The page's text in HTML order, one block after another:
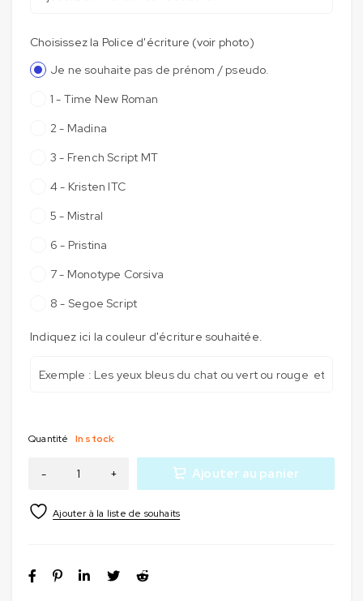
Choisissez la Police d'écriture (voir photo)
Je ne souhaite pas de prénom / pseudo.
1 - Time New Roman
2 - Madina
3 - French Script MT
4 - Kristen ITC
5 - Mistral
6 - Pristina
7 - Monotype Corsiva
8 - Segoe Script
Indiquez ici la couleur d'écriture souhaitée.
Quantité In stock
Ajouter au panier